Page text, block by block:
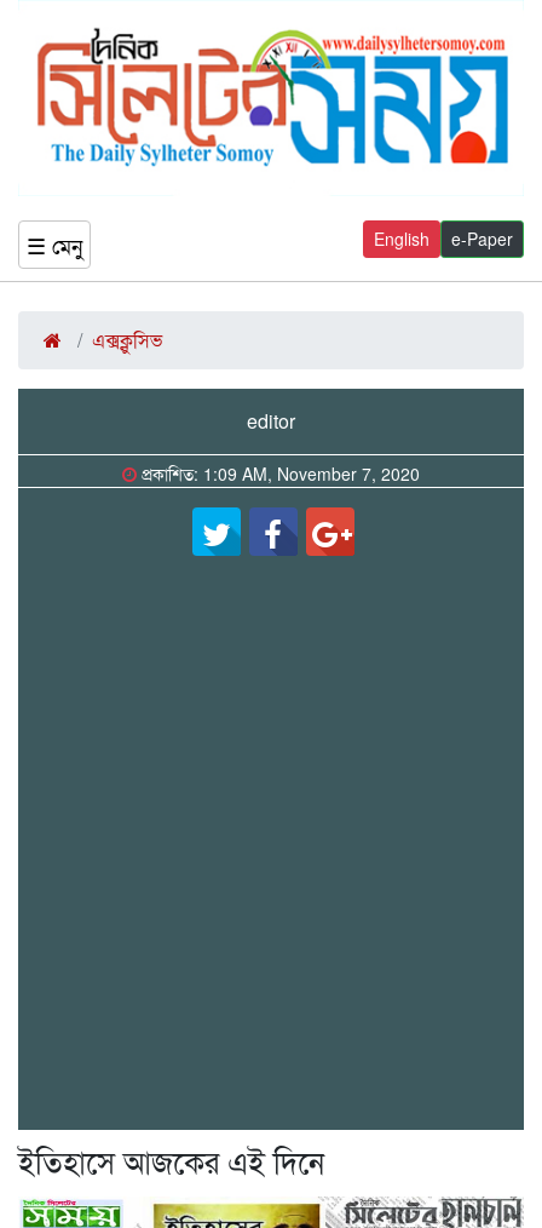
☰ মেনু e-Paper
English
এক্সক্লুসিভ
editor
প্রকাশিত: 1:09 AM, November 7, 2020
ইতিহাসে আজকের এই দিনে